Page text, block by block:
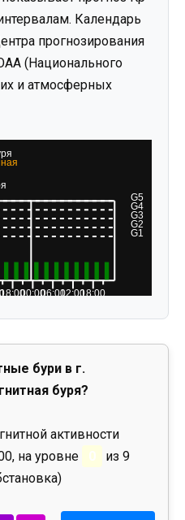
Календарь
прогнозирования
(Национального
и атмосферных
бури в г.
буря?
активности
на уровне
0
из 9